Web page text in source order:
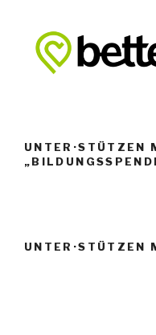
UNTER·STÜTZEN
UNTER·STÜTZEN